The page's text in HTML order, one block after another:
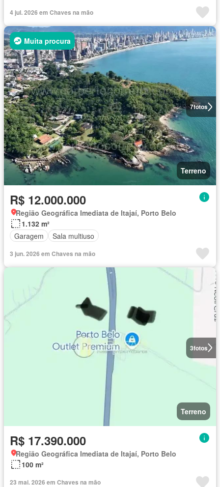
4 jul. 2026 em Chaves na mão
7fotos
Muita procura
Terreno
R$ 12.000.000
Região Geográfica Imediata de Itajaí, Porto Belo
1.132 m²
Garagem
Sala multiuso
3 jun. 2026 em Chaves na mão
3fotos
Terreno
R$ 17.390.000
Região Geográfica Imediata de Itajaí, Porto Belo
100 m²
23 mai. 2026 em Chaves na mão